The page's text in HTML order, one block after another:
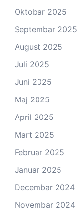
Oktobar 2025
Septembar 2025
August 2025
Juli 2025
Juni 2025
Maj 2025
April 2025
Mart 2025
Februar 2025
Januar 2025
Decembar 2024
Novembar 2024